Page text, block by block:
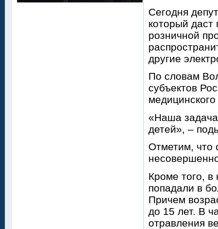
Сегодня
который даст
розничной
другие
По словам
субъектов
«Наша
детей», –
Отметим, что
Кроме того,
попадали в
Причем
до 15 лет. В
отравления